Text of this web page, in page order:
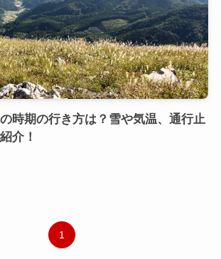
時期の行き方は？雪や気温、通行止
介！
1